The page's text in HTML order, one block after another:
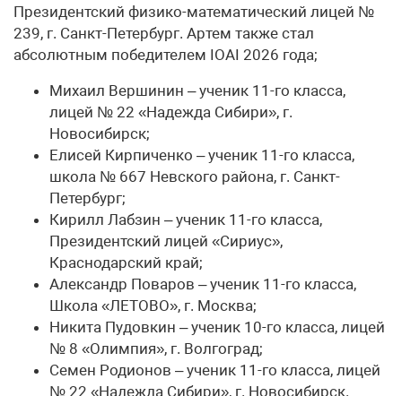
Президентский физико-математический лицей №
239, г. Санкт-Петербург. Артем также стал
абсолютным победителем IOAI 2026 года;
Михаил Вершинин – ученик 11-го класса,
лицей № 22 «Надежда Сибири», г.
Новосибирск;
Елисей Кирпиченко – ученик 11-го класса,
школа № 667 Невского района, г. Санкт-
Петербург;
Кирилл Лабзин – ученик 11-го класса,
Президентский лицей «Сириус»,
Краснодарский край;
Александр Поваров – ученик 11-го класса,
Школа «ЛЕТОВО», г. Москва;
Никита Пудовкин – ученик 10-го класса, лицей
№ 8 «Олимпия», г. Волгоград;
Семен Родионов – ученик 11-го класса, лицей
№ 22 «Надежда Сибири», г. Новосибирск.